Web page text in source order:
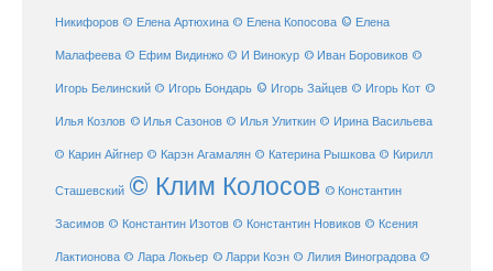
Никифоров © Елена Артюхина © Елена Копосова © Елена
Малафеева © Ефим Видинжо © И Винокур © Иван Боровиков ©
Игорь Белинский © Игорь Бондарь © Игорь Зайцев © Игорь Кот ©
Илья Козлов © Илья Сазонов © Илья Улиткин © Ирина Васильева
© Карин Айгнер © Карэн Агамалян © Катерина Рышкова © Кирилл
Сташевский © Клим Колосов © Константин
Засимов © Константин Изотов © Константин Новиков © Ксения
Лактионова © Лара Локьер © Ларри Коэн © Лилия Виноградова ©